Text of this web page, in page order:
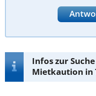
Infos zur
Mietkaution in